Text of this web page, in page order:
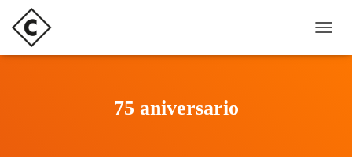
75 aniversario